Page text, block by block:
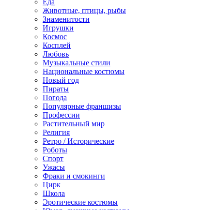
Еда
Животные, птицы, рыбы
Знаменитости
Игрушки
Космос
Косплей
Любовь
Музыкальные стили
Национальные костюмы
Новый год
Пираты
Погода
Популярные франшизы
Профессии
Растительный мир
Религия
Ретро / Исторические
Роботы
Спорт
Ужасы
Фраки и смокинги
Цирк
Школа
Эротические костюмы